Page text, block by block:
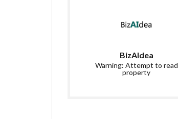
BizAIdea
Warning: Attempt to read
property